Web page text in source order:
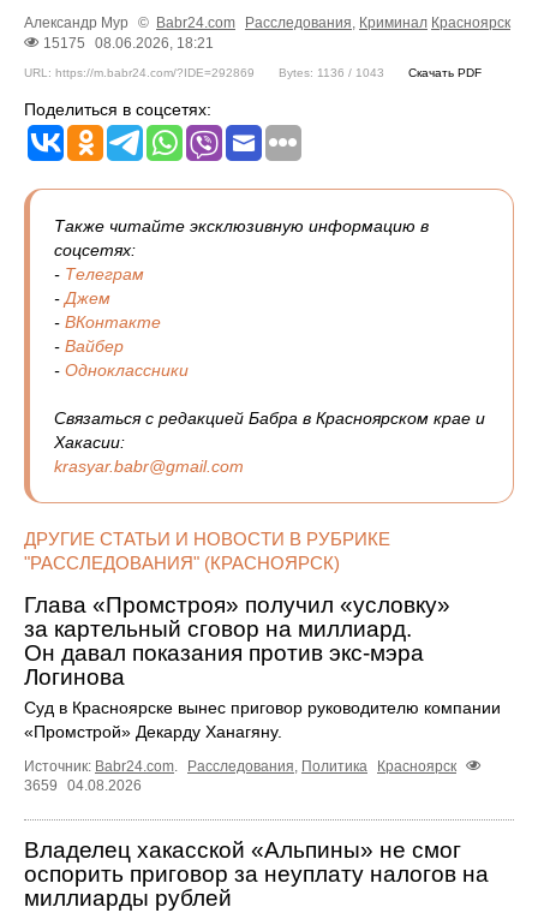
Александр Мур © Babr24.com Расследования, Криминал Красноярск
15175
08.06.2026, 18:21
URL: https://m.babr24.com/?IDE=292869 Bytes: 1136 / 1043 Скачать PDF
Поделиться в соцсетях:
Также читайте эксклюзивную информацию в
соцсетях:
- Телеграм
-Джем
- ВКонтакте
- Вайбер
- Одноклассники
Связаться с редакцией Бабра в Красноярском крае и
Хакасии:
krasyar.babr@gmail.com
ДРУГИЕ СТАТЬИ И НОВОСТИ В РУБРИКЕ
"РАССЛЕДОВАНИЯ" (КРАСНОЯРСК)
Глава «Промстроя» получил «условку»
за картельный сговор на миллиард.
Он давал показания против экс-мэра
Логинова
Суд в Красноярске вынес приговор руководителю компании
«Промстрой» Декарду Ханагяну.
Источник: Babr24.com. Расследования, Политика
Красноярск
3659
04.08.2026
Владелец хакасской «Альпины» не смог
оспорить приговор за неуплату налогов на
миллиарды рублей